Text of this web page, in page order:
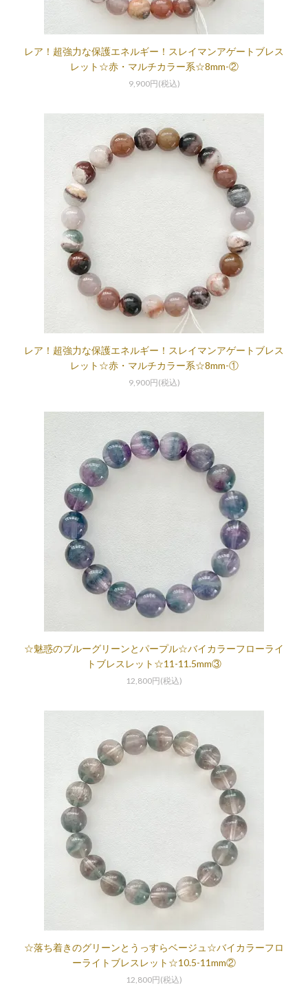
レア！超強力な保護エネルギー！スレイマンアゲートブレス
レット☆赤・マルチカラー系☆8mm-②
9,900円(税込)
レア！超強力な保護エネルギー！スレイマンアゲートブレス
レット☆赤・マルチカラー系☆8mm-①
9,900円(税込)
☆魅惑のブルーグリーンとパープル☆バイカラーフローライ
トブレスレット☆11-11.5mm③
12,800円(税込)
☆落ち着きのグリーンとうっすらベージュ☆バイカラーフロ
ーライトブレスレット☆10.5-11mm②
12,800円(税込)